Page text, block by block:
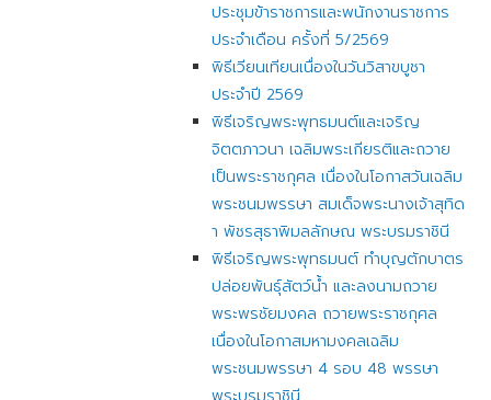
ประชุมข้าราชการและพนักงานราชการ
ประจำเดือน ครั้งที่ 5/2569
พิธีเวียนเทียนเนื่องในวันวิสาขบูชา
ประจำปี 2569
พิธีเจริญพระพุทธมนต์และเจริญ
จิตตภาวนา เฉลิมพระเกียรติและถวาย
เป็นพระราชกุศล เนื่องในโอกาสวันเฉลิม
พระชนมพรรษา สมเด็จพระนางเจ้าสุทิด
า พัชรสุธาพิมลลักษณ พระบรมราชินี
พิธีเจริญพระพุทธมนต์ ทำบุญตักบาตร
ปล่อยพันธุ์สัตว์น้ำ และลงนามถวาย
พระพรชัยมงคล ถวายพระราชกุศล
เนื่องในโอกาสมหามงคลเฉลิม
พระชนมพรรษา 4 รอบ 48 พรรษา